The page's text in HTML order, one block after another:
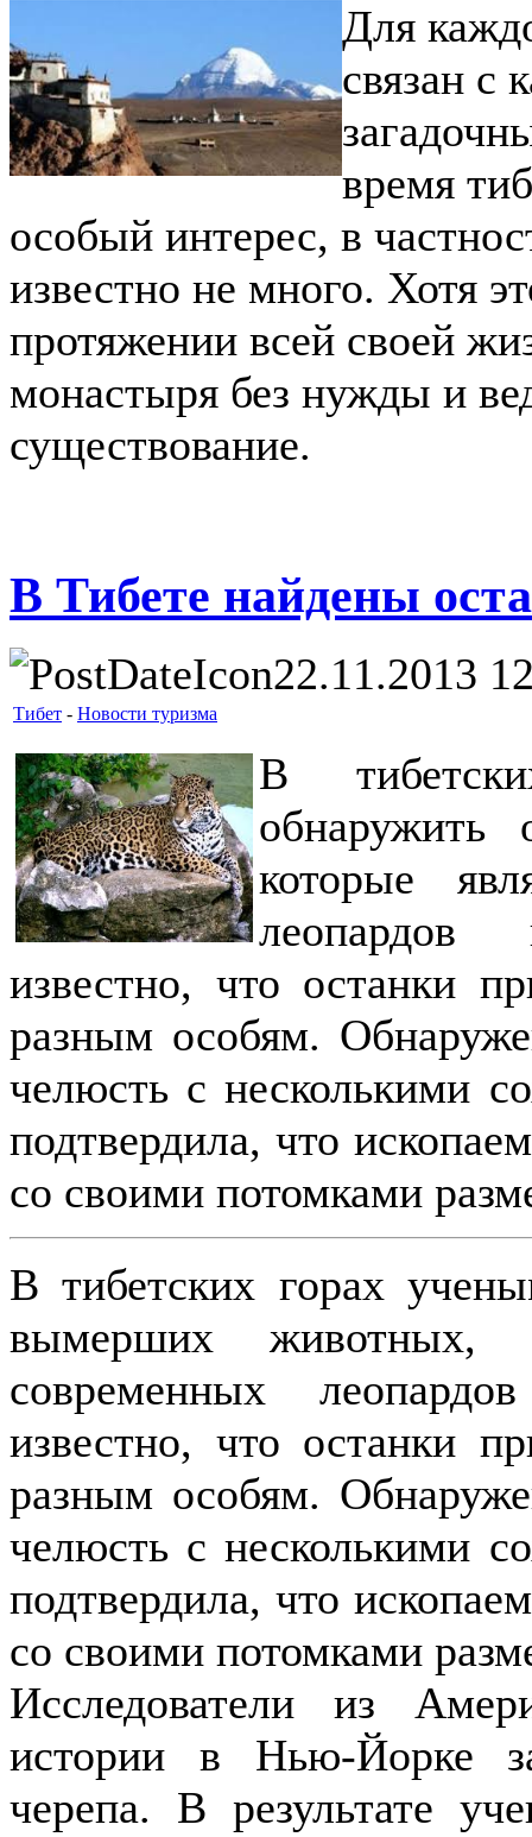
Для
связан с
время
особый интерес, в
известно не много. Хотя
протяжении всей своей
монастыря без нужды и
существование.
В Тибете найдены
22.11.2013
Тибет - Новости туризма
В
обнаружить
которые
леопардов
известно, что останки
разным особям.
челюсть с несколькими
подтвердила, что
со своими потомками
В тибетских горах
вымерших животных,
современных
известно, что останки
разным особям.
челюсть с несколькими
подтвердила, что
со своими потомками
Исследователи из
истории в Нью-Йорке
черепа. В результате